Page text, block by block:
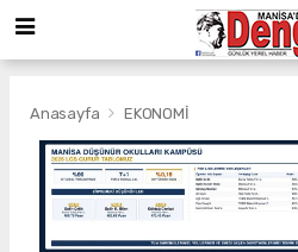
Anasayfa EKONOMİ